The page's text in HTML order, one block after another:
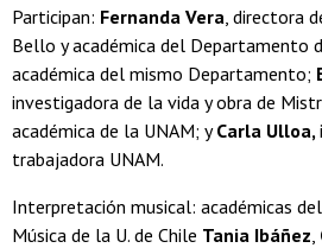
Participan: Fernanda Vera , directora
Bello y académica del Departamento
académica del mismo Departamento;
investigadora de la vida y obra de
académica de la UNAM; yCarla Ulloa,
trabajadora UNAM.
Interpretación musical: académicas
Música de la U. de Chile Tania Ibáñez